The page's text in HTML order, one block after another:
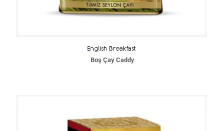
English Breakfast
Boş Çay Caddy